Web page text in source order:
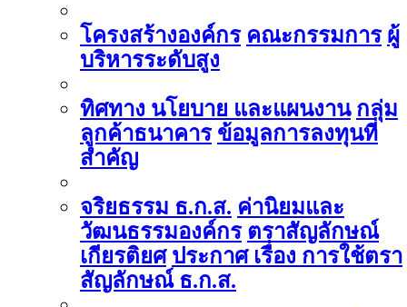
โครงสร้างองค์กร คณะกรรมการ ผู้
บริหารระดับสูง
ทิศทาง นโยบาย และแผนงาน กลุ่ม
ลูกค้าธนาคาร ข้อมูลการลงทุนที่
สำคัญ
จริยธรรม ธ.ก.ส. ค่านิยมและ
วัฒนธรรมองค์กร ตราสัญลักษณ์
เกียรติยศ ประกาศ เรื่อง การใช้ตรา
สัญลักษณ์ ธ.ก.ส.